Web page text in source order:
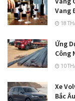
Vang
18
Ứng
Công
10
Xe
Bắc Âu